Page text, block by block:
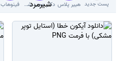
پست جدید هییر پلاس دکتر‌ مجید شیرمردی‌ فینوهاب